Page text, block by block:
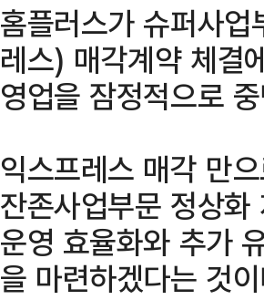
홈플러스가 슈퍼사
레스) 매각계약 체결
영업을 잠정적으로
익스프레스 매각 만
잔존사업부문 정상
운영 효율화와 추가
을 마련하겠다는 것